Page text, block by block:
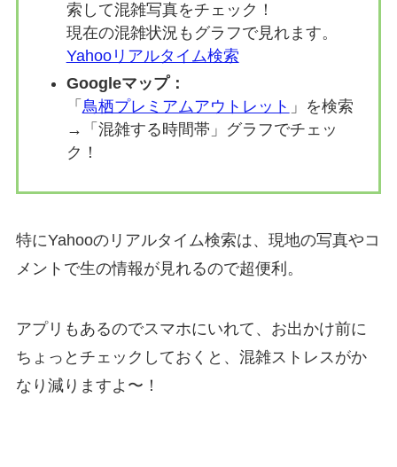
索して混雑写真をチェック！
現在の混雑状況もグラフで見れます。
Yahooリアルタイム検索
Googleマップ：
「 鳥栖プレミアムアウトレット 」を検索
→「混雑する時間帯」グラフでチェッ
ク！
特にYahooのリアルタイム検索は、現地の写真やコ
メントで生の情報が見れるので超便利。
アプリもあるのでスマホにいれて、お出かけ前に
ちょっとチェックしておくと、混雑ストレスがか
なり減りますよ〜！